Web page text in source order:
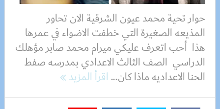
حوار تحية محمد عيون الشرقية الان تحاور
المذيعه الصغيرة التي خطفت الاضواء في عمرها
هذا أحب اتعرف عليكي ميرام محمد صابر مؤهلك
الدراسي الصف الثالث الاعدادي بمدرسه صفط
الحنا الاعداديه ماذا كان...اقرأ المزيد